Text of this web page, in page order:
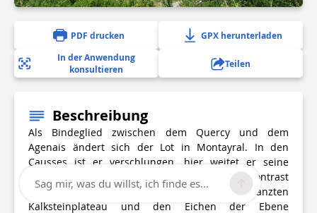
PDF drucken
GPX herunterladen
In der Anwendung
konsultieren
Teilen
Beschreibung
Als Bindeglied zwischen dem Quercy und dem
Agenais ändert sich der Lot in Montayral. In den
Causses ist er verschlungen, hier weitet er seine
Mäander aus. Auf dem Rundweg ist der Kontrast
zwischen dem mit Tannen bepflanzten
Kalksteinplateau und den Eichen der Ebene
Sag mir, was du willst, ich finde es...